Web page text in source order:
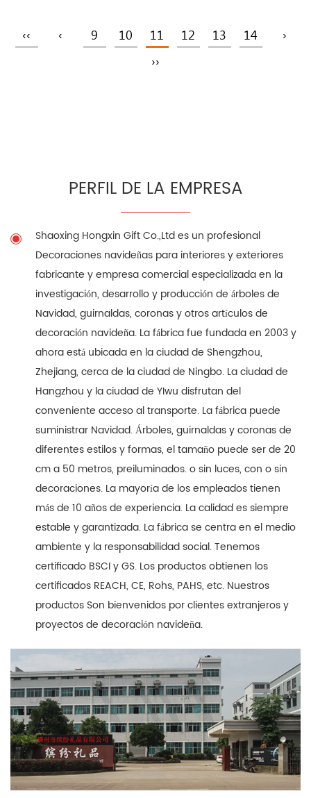
‹‹ ‹ 9 10 11 12 13 14
›
››
PERFIL DE LA EMPRESA
Shaoxing Hongxin Gift Co.,Ltd es un profesional
Decoraciones navideñas para interiores y exteriores
fabricante y empresa comercial especializada en la
investigación, desarrollo y producción de árboles de
Navidad, guirnaldas, coronas y otros artículos de
decoración navideña. La fábrica fue fundada en 2003 y
ahora está ubicada en la ciudad de Shengzhou,
Zhejiang, cerca de la ciudad de Ningbo. La ciudad de
Hangzhou y la ciudad de YIwu disfrutan del
conveniente acceso al transporte. La fábrica puede
suministrar Navidad. Árboles, guirnaldas y coronas de
diferentes estilos y formas, el tamaño puede ser de 20
cm a 50 metros, preiluminados. o sin luces, con o sin
decoraciones. La mayoría de los empleados tienen
más de 10 años de experiencia. La calidad es siempre
estable y garantizada. La fábrica se centra en el medio
ambiente y la responsabilidad social. Tenemos
certificado BSCI y GS. Los productos obtienen los
certificados REACH, CE, Rohs, PAHS, etc. Nuestros
productos Son bienvenidos por clientes extranjeros y
proyectos de decoración navideña.